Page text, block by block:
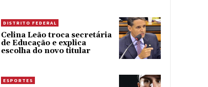
DISTRITO FEDERAL
Celina Leão troca secretária
de Educação e explica
escolha do novo titular
ESPORTES